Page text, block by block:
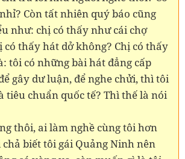
Còn tất nhiên quý báo cũng
như: chị có thấy như cái chợ
có thấy hát dở không? Chị có thấy
tôi có những bài hát đẳng cấp
gây dư luận, để nghe chửi, thì tôi
tiêu chuẩn quốc tế? Thì thế là nói
thôi, ai làm nghề cùng tôi hơn
biết tôi gái Quảng Ninh nên